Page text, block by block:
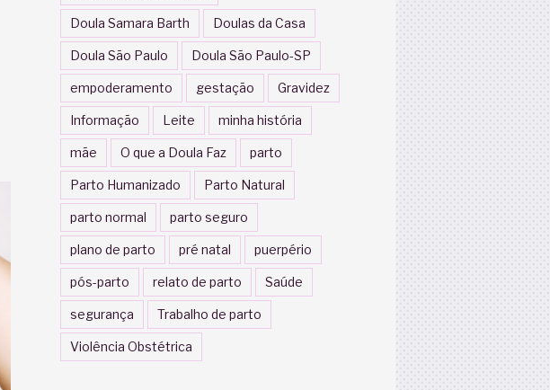
Doula Samara Barth Doulas da Casa
Doula São Paulo Doula São Paulo-SP
empoderamento gestação Gravidez
Informação Leite minha história
mãe O que a Doula Faz parto
Parto Humanizado Parto Natural
parto normal parto seguro
plano de parto pré natal puerpério
pós-parto relato de parto Saúde
segurança Trabalho de parto
Violência Obstétrica